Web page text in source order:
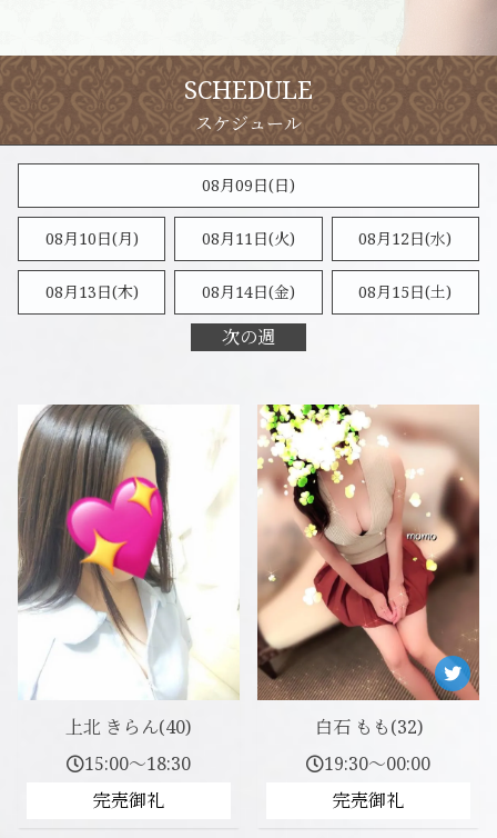
SCHEDULE
08月09日(日)
08月10日(月) 08月11日(火) 08月12日(水)
08月13日(木) 08月14日(金) 08月15日(土)
次の週
上北 きらん(40)
15:00～18:30
完売御礼
白石 もも(32)
19:30～00:00
完売御礼